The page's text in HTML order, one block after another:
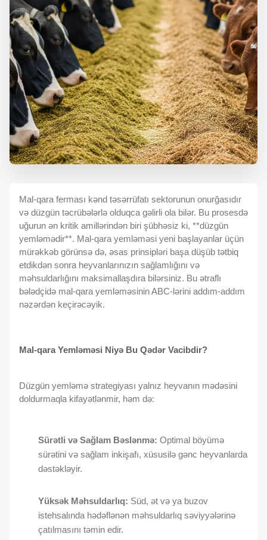
Mal-qara ferması kənd təsərrüfatı sektorunun onurğasıdır
və düzgün təcrübələrlə olduqca gəlirli ola bilər. Bu prosesdə
uğurun ən kritik amillərindən biri şübhəsiz ki, **düzgün
yemləmədir**. Mal-qara yemləməsi yeni başlayanlar üçün
mürəkkəb görünsə də, əsas prinsipləri başa düşüb tətbiq
etdikdən sonra heyvanlarınızın sağlamlığını və
məhsuldarlığını maksimallaşdıra bilərsiniz. Bu ətraflı
bələdçidə mal-qara yemləməsinin ABC-lərini addım-addım
nəzərdən keçirəcəyik.
Mal-qara Yemləməsi Niyə Bu Qədər Vacibdir?
Düzgün yemləmə strategiyası yalnız heyvanın mədəsini
doldurmaqla kifayətlənmir, həm də:
Sürətli və Sağlam Bəslənmə: Optimal böyümə
sürətini və sağlam inkişafı, xüsusilə gənc heyvanlarda
dəstəkləyir.
Yüksək Məhsuldarlıq: Süd, ət və ya buzov
istehsalında hədəflənən məhsuldarlıq səviyyələrinə
çatılmasını təmin edir.